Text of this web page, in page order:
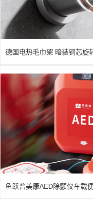
德国电热毛巾架 暗装铜芯旋
鱼跃普美康AED除颤仪车载